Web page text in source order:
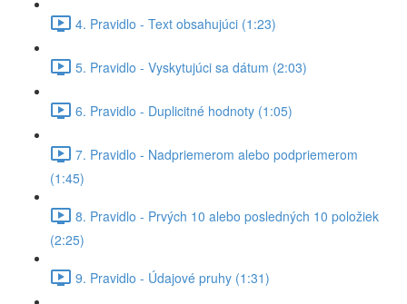
4. Pravidlo - Text obsahujúci (1:23)
5. Pravidlo - Vyskytujúci sa dátum (2:03)
6. Pravidlo - Duplicitné hodnoty (1:05)
7. Pravidlo - Nadpriemerom alebo podpriemerom
(1:45)
8. Pravidlo - Prvých 10 alebo posledných 10 položiek
(2:25)
9. Pravidlo - Údajové pruhy (1:31)